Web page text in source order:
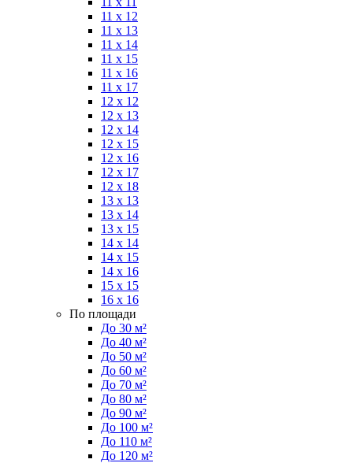
11 x 12
11 x 13
11 x 14
11 x 15
11 x 16
11 x 17
12 x 12
12 x 13
12 x 14
12 x 15
12 x 16
12 x 17
12 x 18
13 x 13
13 x 14
13 x 15
14 x 14
14 x 15
14 x 16
15 x 15
16 x 16
По площади
До 30 м²
До 40 м²
До 50 м²
До 60 м²
До 70 м²
До 80 м²
До 90 м²
До 100 м²
До 110 м²
До 120 м²